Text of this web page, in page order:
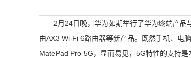
2月24日晚，华为如期举行了华为终端产
由AX3 Wi-Fi 6路由器等新产品。既然手机、电
MatePad Pro 5G，显而易见，5G特性的支持是